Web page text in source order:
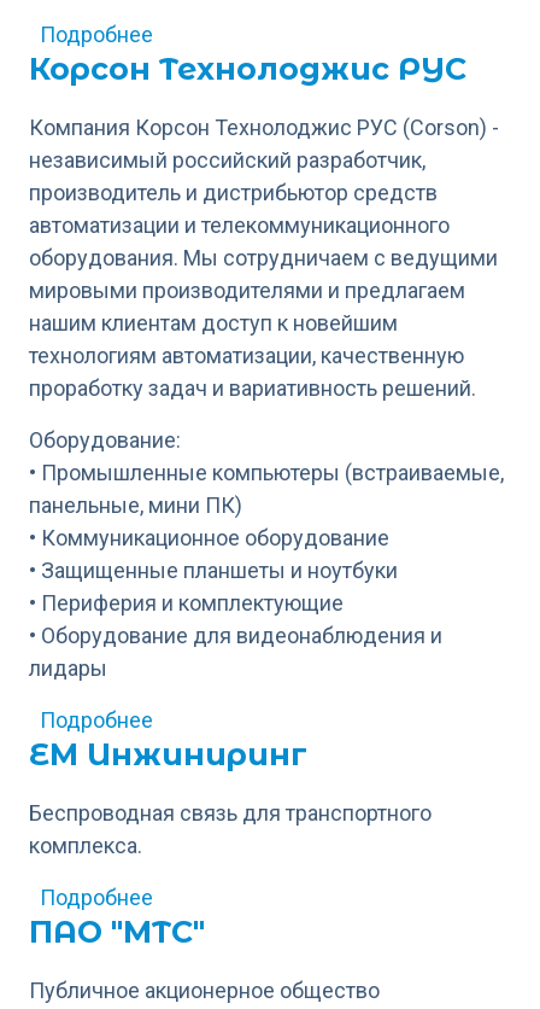
Подробнее
Корсон Технолоджис РУС
Компания Корсон Технолоджис РУС (Corson) -
независимый российский разработчик,
производитель и дистрибьютор средств
автоматизации и телекоммуникационного
оборудования. Мы сотрудничаем с ведущими
мировыми производителями и предлагаем
нашим клиентам доступ к новейшим
технологиям автоматизации, качественную
проработку задач и вариативность решений.
Оборудование:
• Промышленные компьютеры (встраиваемые,
панельные, мини ПК)
• Коммуникационное оборудование
• Защищенные планшеты и ноутбуки
• Периферия и комплектующие
• Оборудование для видеонаблюдения и
лидары
Подробнее
ЕМ Инжиниринг
Беспроводная связь для транспортного
комплекса.
Подробнее
ПАО "МТС"
Публичное акционерное общество